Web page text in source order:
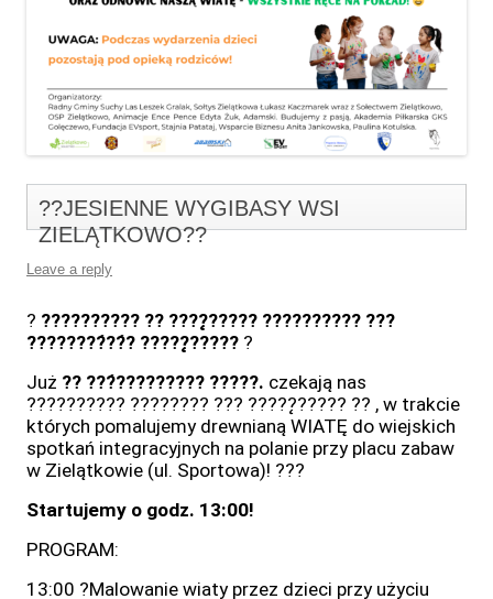
??JESIENNE WYGIBASY WSI
ZIELĄTKOWO??
Leave a reply
? ?????????? ?? ????̨????? ?????????? ???
????????́??́? ?????̨????? ?
Już ?? ???́????????? ?????. czekają nas
?????????? ???????? ??? ?????̨????? ?? , w trakcie
których pomalujemy drewnianą WIATĘ do wiejskich
spotkań integracyjnych na polanie przy placu zabaw
w Zielątkowie (ul. Sportowa)! ??‍?
Startujemy o godz. 13:00!
PROGRAM:
13:00 ?Malowanie wiaty przez dzieci przy użyciu